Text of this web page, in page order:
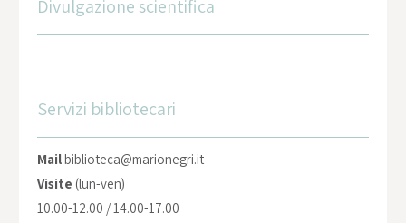
Divulgazione scientifica
Servizi bibliotecari
Mailbiblioteca@marionegri.it
Visite (lun-ven)
10.00-12.00 / 14.00-17.00